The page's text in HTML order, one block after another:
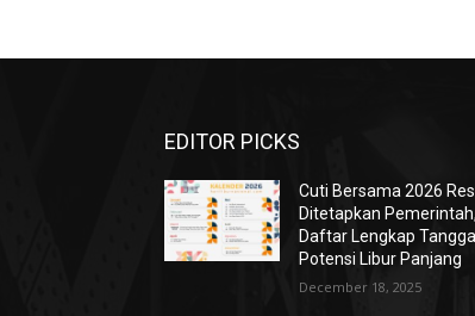
EDITOR PICKS
Cuti Bersama 2026
Ditetapkan
Daftar Lengkap
Potensi Libur Panjang
December 18, 2025